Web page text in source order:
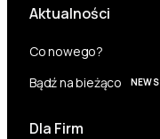
Aktualności
Co nowego?
Bądź na bieżąco
NEWS
Dla Firm